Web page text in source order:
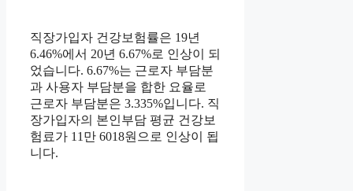
직장가입자 건강보험률은 19년
6.46%에서 20년 6.67%로 인상이 되
었습니다. 6.67%는 근로자 부담분
과 사용자 부담분을 합한 요율로
근로자 부담분은 3.335%입니다. 직
장가입자의 본인부담 평균 건강보
험료가 11만 6018원으로 인상이 됩
니다.